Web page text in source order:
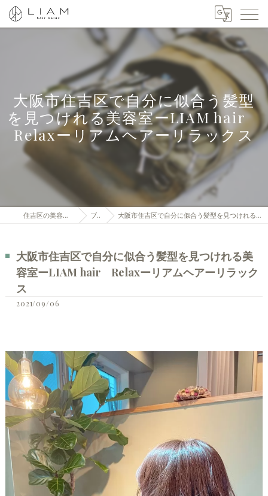
大阪市住吉区で自分に似合う髪型
を見つけれる美容室ーLIAM hair
Relaxーリアムヘアーリラックス
住吉区の美容室はLIAM hair Relax ブログ 大阪市住吉区で自分に似合う髪型を見つけれる美容室ーLIAM hair Relaxーリアムヘアーリラックス
大阪市住吉区で自分に似合う髪型を見つけれる美
容室ーLIAM hair Relaxーリアムヘアーリラック
ス
2021/09/06